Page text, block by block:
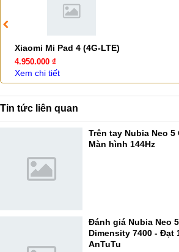
Xiaomi Mi Pad 4 (4G-LTE)
4.950.000 ₫
Xem chi tiết
Tin tức liên quan
Trên tay Nubia Neo
Màn hình 144Hz
Đánh giá Nubia Neo
Dimensity 7400 - Đạt
AnTuTu